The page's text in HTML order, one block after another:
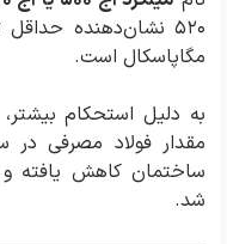
۵۲۰ نشان‌دهنده
مگاپاسکال است.
مقدار فولاد مصرفی
ساختمان کاهش یافته و
شد.